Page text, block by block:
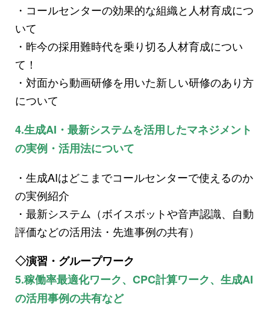
・コールセンターの効果的な組織と人材育成につ
いて
・昨今の採用難時代を乗り切る人材育成につい
て！
・対面から動画研修を用いた新しい研修のあり方
について
4.生成AI・最新システムを活用したマネジメント
の実例・活用法について
・生成AIはどこまでコールセンターで使えるのか
の実例紹介
・最新システム（ボイスボットや音声認識、自動
評価などの活用法・先進事例の共有）
◇演習・グループワーク
5.稼働率最適化ワーク、CPC計算ワーク、生成AI
の活用事例の共有など